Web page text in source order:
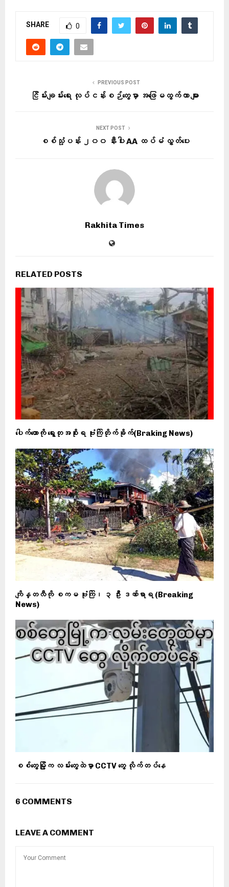
SHARE 0
PREVIOUS POST
ငြိမ်းချမ်းရေး လုပ်ငန်းစဉ်တွေမှာ အဖြေမထွက်တာ များ
NEXT POST
စစ်သုံ့ပန်း ၂၀၀ နီးပါး AA ထပ်မံ လွှတ်ပေး
Rakhita Times
RELATED POSTS
ပေါက်တောကို ရွေးတုအစိုးရ ဗုံးကြဲတိုက်ခိုက်(Braking News)
ကျိန္တလီကို စကမ ဗုံးကြဲ၊ ၃ ဦး ဒဏ်ရာရ (Breaking
News)
စစ်တွေမြို့က လမ်းတွေထဲမှာ CCTV တွေ လိုက်တပ်နေ
6 COMMENTS
LEAVE A COMMENT